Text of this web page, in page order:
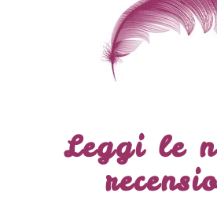
Leggi le